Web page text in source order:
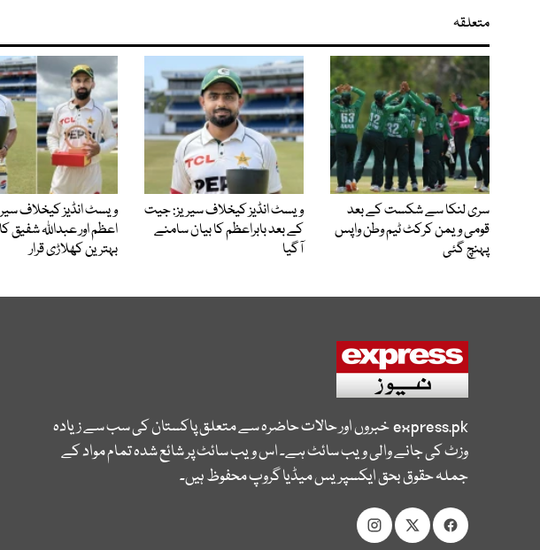
متعلقہ
سری لنکا سے شکست کے بعد
قومی ویمن کرکٹ ٹیم وطن واپس
پہنچ گئی
ویسٹ انڈیز کیخلاف سیریز: جیت
کے بعد بابراعظم کا بیان سامنے
آگیا
ویسٹ انڈیز کیخلاف
اعظم اور عبداللہ شفیق
بہترین کھلاڑی قرار
express.pkخبروں اور حالات حاضرہ سے متعلق پاکستان کی سب سے زیادہ
وزٹ کی جانے والی ویب سائٹ ہے۔ اس ویب سائٹ پر شائع شدہ تمام مواد کے
جملہ حقوق بحق ایکسپریس میڈیا گروپ محفوظ ہیں۔